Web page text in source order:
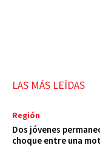
LAS MÁS LEÍDAS
Región
Dos jóvenes
choque entre una